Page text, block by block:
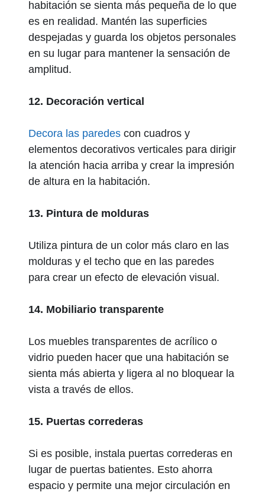
habitación se sienta más pequeña de lo que
es en realidad. Mantén las superficies
despejadas y guarda los objetos personales
en su lugar para mantener la sensación de
amplitud.
12. Decoración vertical
Decora las paredes con cuadros y
elementos decorativos verticales para dirigir
la atención hacia arriba y crear la impresión
de altura en la habitación.
13. Pintura de molduras
Utiliza pintura de un color más claro en las
molduras y el techo que en las paredes
para crear un efecto de elevación visual.
14. Mobiliario transparente
Los muebles transparentes de acrílico o
vidrio pueden hacer que una habitación se
sienta más abierta y ligera al no bloquear la
vista a través de ellos.
15. Puertas correderas
Si es posible, instala puertas correderas en
lugar de puertas batientes. Esto ahorra
espacio y permite una mejor circulación en